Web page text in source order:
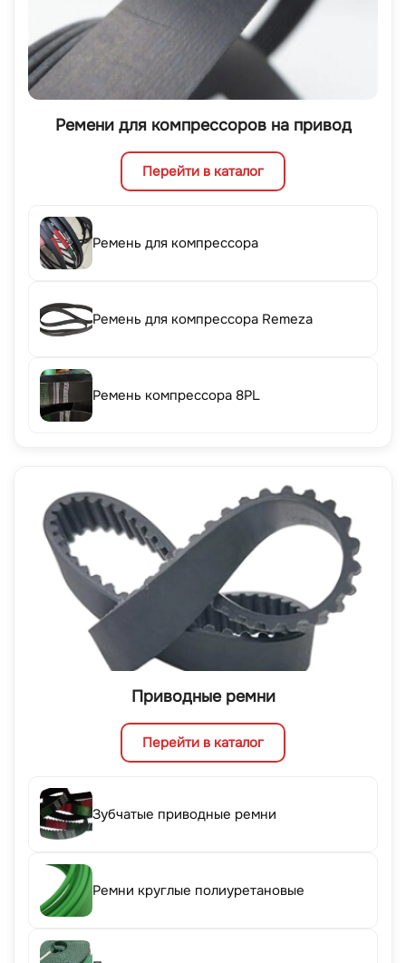
Ремени для компрессоров на привод
Перейти в каталог
Ремень для компрессора
Ремень для компрессора Remeza
Ремень компрессора 8PL
Приводные ремни
Перейти в каталог
Зубчатые приводные ремни
Ремни круглые полиуретановые